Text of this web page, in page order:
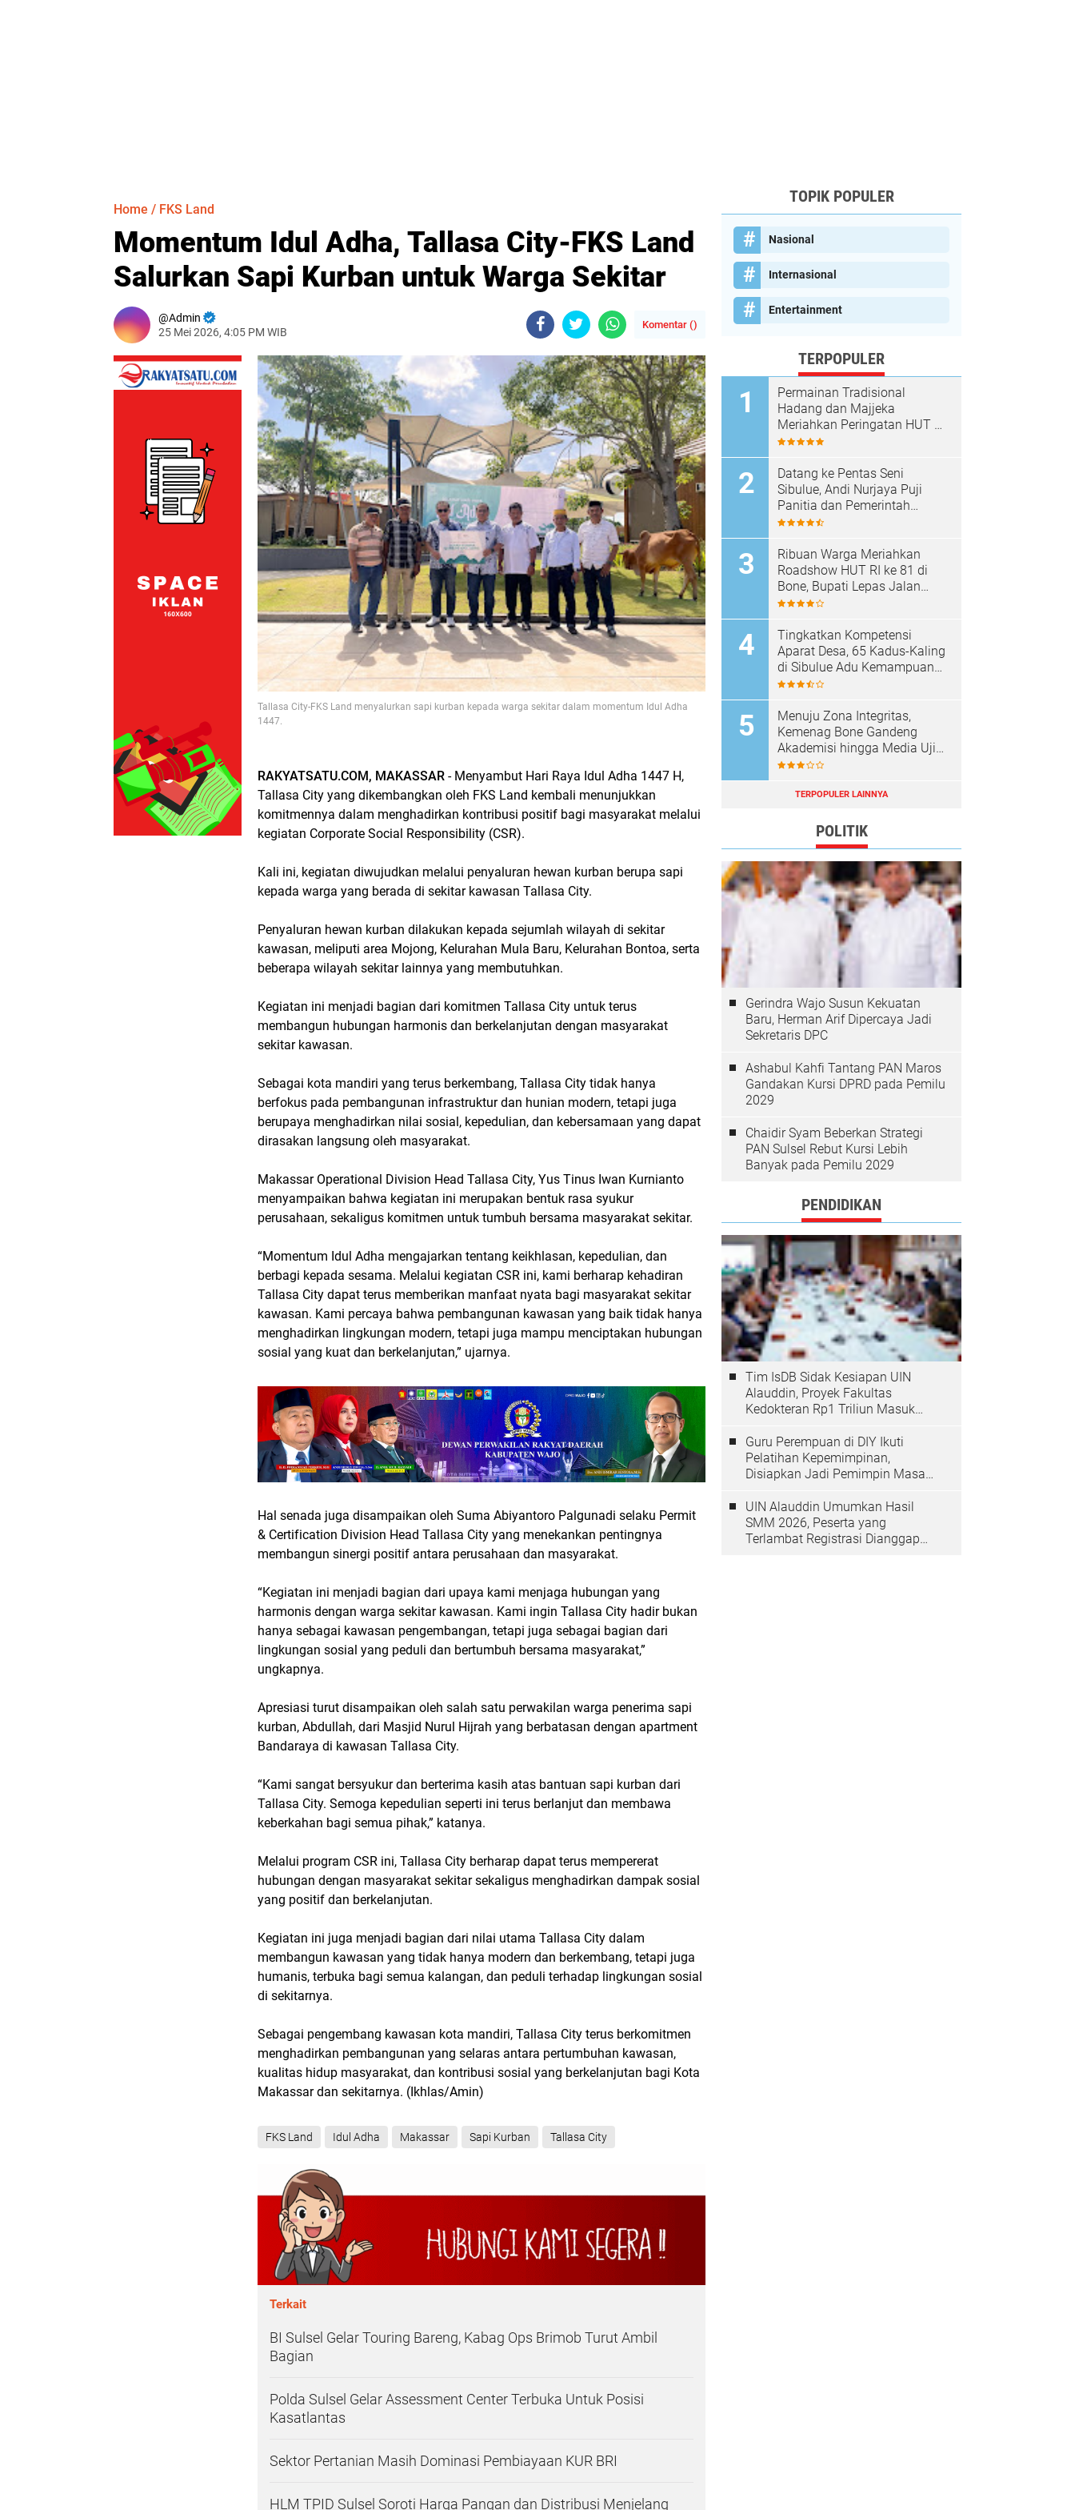
Home / FKS Land
Momentum Idul Adha, Tallasa City-FKS Land
Salurkan Sapi Kurban untuk Warga Sekitar
Admin
25 Mei 2026, 4:05 PM WIB
Komentar ()
Tallasa City-FKS Land menyalurkan sapi kurban kepada warga sekitar dalam momentum Idul Adha
1447.
RAKYATSATU.COM, MAKASSAR - Menyambut Hari Raya Idul Adha 1447 H,
Tallasa City yang dikembangkan oleh FKS Land kembali menunjukkan
komitmennya dalam menghadirkan kontribusi positif bagi masyarakat melalui
kegiatan Corporate Social Responsibility (CSR).
Kali ini, kegiatan diwujudkan melalui penyaluran hewan kurban berupa sapi
kepada warga yang berada di sekitar kawasan Tallasa City.
Penyaluran hewan kurban dilakukan kepada sejumlah wilayah di sekitar
kawasan, meliputi area Mojong, Kelurahan Mula Baru, Kelurahan Bontoa, serta
beberapa wilayah sekitar lainnya yang membutuhkan.
Kegiatan ini menjadi bagian dari komitmen Tallasa City untuk terus
membangun hubungan harmonis dan berkelanjutan dengan masyarakat
sekitar kawasan.
Sebagai kota mandiri yang terus berkembang, Tallasa City tidak hanya
berfokus pada pembangunan infrastruktur dan hunian modern, tetapi juga
berupaya menghadirkan nilai sosial, kepedulian, dan kebersamaan yang dapat
dirasakan langsung oleh masyarakat.
Makassar Operational Division Head Tallasa City, Yus Tinus Iwan Kurnianto
menyampaikan bahwa kegiatan ini merupakan bentuk rasa syukur
perusahaan, sekaligus komitmen untuk tumbuh bersama masyarakat sekitar.
“Momentum Idul Adha mengajarkan tentang keikhlasan, kepedulian, dan
berbagi kepada sesama. Melalui kegiatan CSR ini, kami berharap kehadiran
Tallasa City dapat terus memberikan manfaat nyata bagi masyarakat sekitar
kawasan. Kami percaya bahwa pembangunan kawasan yang baik tidak hanya
menghadirkan lingkungan modern, tetapi juga mampu menciptakan hubungan
sosial yang kuat dan berkelanjutan,” ujarnya.
Hal senada juga disampaikan oleh Suma Abiyantoro Palgunadi selaku Permit
& Certification Division Head Tallasa City yang menekankan pentingnya
membangun sinergi positif antara perusahaan dan masyarakat.
“Kegiatan ini menjadi bagian dari upaya kami menjaga hubungan yang
harmonis dengan warga sekitar kawasan. Kami ingin Tallasa City hadir bukan
hanya sebagai kawasan pengembangan, tetapi juga sebagai bagian dari
lingkungan sosial yang peduli dan bertumbuh bersama masyarakat,”
ungkapnya.
Apresiasi turut disampaikan oleh salah satu perwakilan warga penerima sapi
kurban, Abdullah, dari Masjid Nurul Hijrah yang berbatasan dengan apartment
Bandaraya di kawasan Tallasa City.
“Kami sangat bersyukur dan berterima kasih atas bantuan sapi kurban dari
Tallasa City. Semoga kepedulian seperti ini terus berlanjut dan membawa
keberkahan bagi semua pihak,” katanya.
Melalui program CSR ini, Tallasa City berharap dapat terus mempererat
hubungan dengan masyarakat sekitar sekaligus menghadirkan dampak sosial
yang positif dan berkelanjutan.
Kegiatan ini juga menjadi bagian dari nilai utama Tallasa City dalam
membangun kawasan yang tidak hanya modern dan berkembang, tetapi juga
humanis, terbuka bagi semua kalangan, dan peduli terhadap lingkungan sosial
di sekitarnya.
Sebagai pengembang kawasan kota mandiri, Tallasa City terus berkomitmen
menghadirkan pembangunan yang selaras antara pertumbuhan kawasan,
kualitas hidup masyarakat, dan kontribusi sosial yang berkelanjutan bagi Kota
Makassar dan sekitarnya. (Ikhlas/Amin)
FKS Land Idul Adha Makassar Sapi Kurban Tallasa City
Terkait
BI Sulsel Gelar Touring Bareng, Kabag Ops Brimob Turut Ambil
Bagian
Polda Sulsel Gelar Assessment Center Terbuka Untuk Posisi
Kasatlantas
Sektor Pertanian Masih Dominasi Pembiayaan KUR BRI
HLM TPID Sulsel Soroti Harga Pangan dan Distribusi Menjelang
TOPIK POPULER
Nasional
Internasional
Entertainment
TERPOPULER
Permainan Tradisional
Hadang dan Majjeka
Meriahkan Peringatan HUT RI
di Sibulue
Datang ke Pentas Seni
Sibulue, Andi Nurjaya Puji
Panitia dan Pemerintah
Kecamatan
Ribuan Warga Meriahkan
Roadshow HUT RI ke 81 di
Bone, Bupati Lepas Jalan
Santai
Tingkatkan Kompetensi
Aparat Desa, 65 Kadus-Kaling
di Sibulue Adu Kemampuan
Berpidato
Menuju Zona Integritas,
Kemenag Bone Gandeng
Akademisi hingga Media Uji
Standar Pelayanan
TERPOPULER LAINNYA
POLITIK
Gerindra Wajo Susun Kekuatan
Baru, Herman Arif Dipercaya Jadi
Sekretaris DPC
Ashabul Kahfi Tantang PAN Maros
Gandakan Kursi DPRD pada Pemilu
2029
Chaidir Syam Beberkan Strategi
PAN Sulsel Rebut Kursi Lebih
Banyak pada Pemilu 2029
PENDIDIKAN
Tim IsDB Sidak Kesiapan UIN
Alauddin, Proyek Fakultas
Kedokteran Rp1 Triliun Masuk
Guru Perempuan di DIY Ikuti
Pelatihan Kepemimpinan,
Disiapkan Jadi Pemimpin Masa
UIN Alauddin Umumkan Hasil
SMM 2026, Peserta yang
Terlambat Registrasi Dianggap